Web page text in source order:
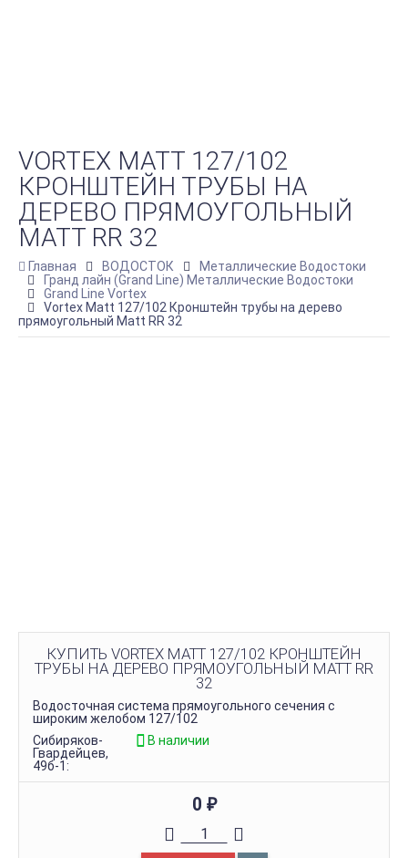
VORTEX MATT 127/102
КРОНШТЕЙН ТРУБЫ НА
ДЕРЕВО ПРЯМОУГОЛЬНЫЙ
MATT RR 32
Главная ВОДОСТОК
Металлические Водостоки
Гранд лайн (Grand Line) Металлические Водостоки
Grand Line Vortex
Vortex Matt 127/102 Кронштейн трубы на дерево
прямоугольный Matt RR 32
КУПИТЬ VORTEX MATT 127/102 КРОНШТЕЙН
ТРУБЫ НА ДЕРЕВО ПРЯМОУГОЛЬНЫЙ MATT RR
32
Водосточная система прямоугольного сечения с
широким желобом 127/102
Сибиряков-
Гвардейцев,
49б-1:
В наличии
0 ₽